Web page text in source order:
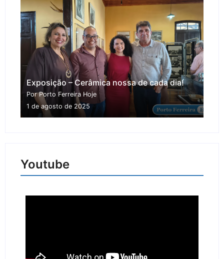
Exposição – Cerâmica nossa de cada dia!
Por Porto Ferreira Hoje
1 de agosto de 2025
Youtube